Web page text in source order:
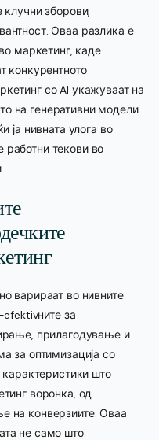
клучни зборови,
Оваа разлика е
маркетинг, каде
конкурентното
со AI укажуваат на
на генеративни модели
ја нивната улога во
текови во
варираат во нивните
efektivните за
прилагодување и
за оптимизација со
карактеристики што
воронка, од
на конверзиите. Оваа
не само што